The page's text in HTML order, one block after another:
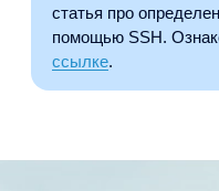
статья про
помощью SSH.
ссылке.